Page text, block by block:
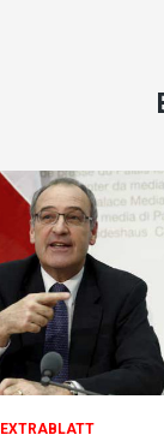
EXTRABLATT